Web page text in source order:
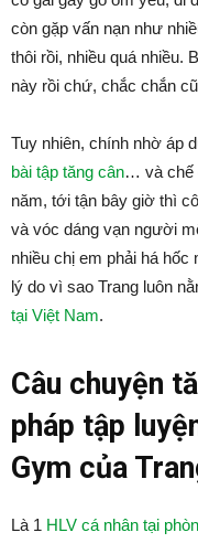
còn gặp vấn nạn như
thôi rồi, nhiều quá nhiều.
này rồi chứ, chắc chắn
Tuy nhiên, chính nhờ áp
bài tập tăng cân… và chế
năm, tới tận bây giờ thì
và vóc dáng vạn người
nhiều chị em phải há
lý do vì sao Trang luôn
tại Việt Nam.
Câu chuyện
pháp tập
Gym của
Là 1 HLV cá nhân tại